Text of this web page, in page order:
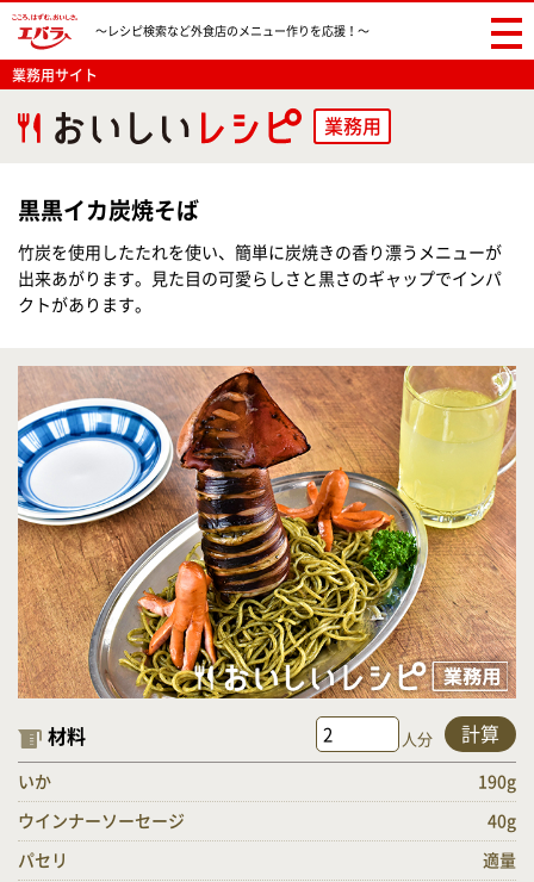
〜レシピ検索など外食店のメニュー作りを応援！〜
業務用サイト
業務用
黒黒イカ炭焼そば
竹炭を使用したたれを使い、簡単に炭焼きの香り漂うメニューが
出来あがります。見た目の可愛らしさと黒さのギャップでインパ
クトがあります。
材料 人分 計算
いか 190g
ウインナーソーセージ 40g
パセリ 適量